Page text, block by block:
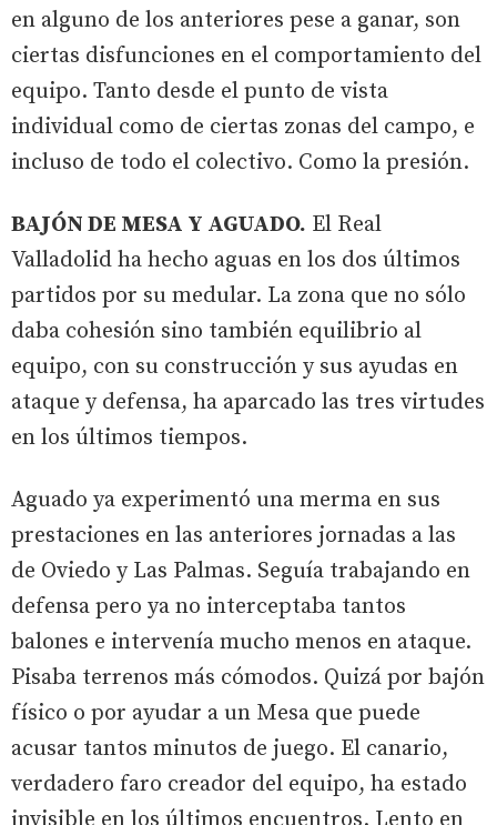
en alguno de los anteriores pese a ganar, son
ciertas disfunciones en el comportamiento del
equipo. Tanto desde el punto de vista
individual como de ciertas zonas del campo, e
incluso de todo el colectivo. Como la presión.
BAJÓN DE MESA Y AGUADO. El Real
Valladolid ha hecho aguas en los dos últimos
partidos por su medular. La zona que no sólo
daba cohesión sino también equilibrio al
equipo, con su construcción y sus ayudas en
ataque y defensa, ha aparcado las tres virtudes
en los últimos tiempos.
Aguado ya experimentó una merma en sus
prestaciones en las anteriores jornadas a las
de Oviedo y Las Palmas. Seguía trabajando en
defensa pero ya no interceptaba tantos
balones e intervenía mucho menos en ataque.
Pisaba terrenos más cómodos. Quizá por bajón
físico o por ayudar a un Mesa que puede
acusar tantos minutos de juego. El canario,
verdadero faro creador del equipo, ha estado